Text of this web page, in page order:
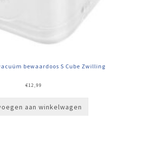
bewaardoos S Cube Zwilling
€12,99
aan winkelwagen